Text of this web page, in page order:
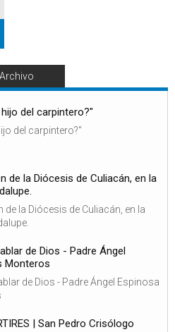
Archivo
del carpintero?"
del carpintero?"
de la Diócesis de Culiacán, en la
de la Diócesis de Culiacán, en la
de Dios - Padre Ángel
Monteros
de Dios - Padre Ángel Espinosa
| San Pedro Crisólogo